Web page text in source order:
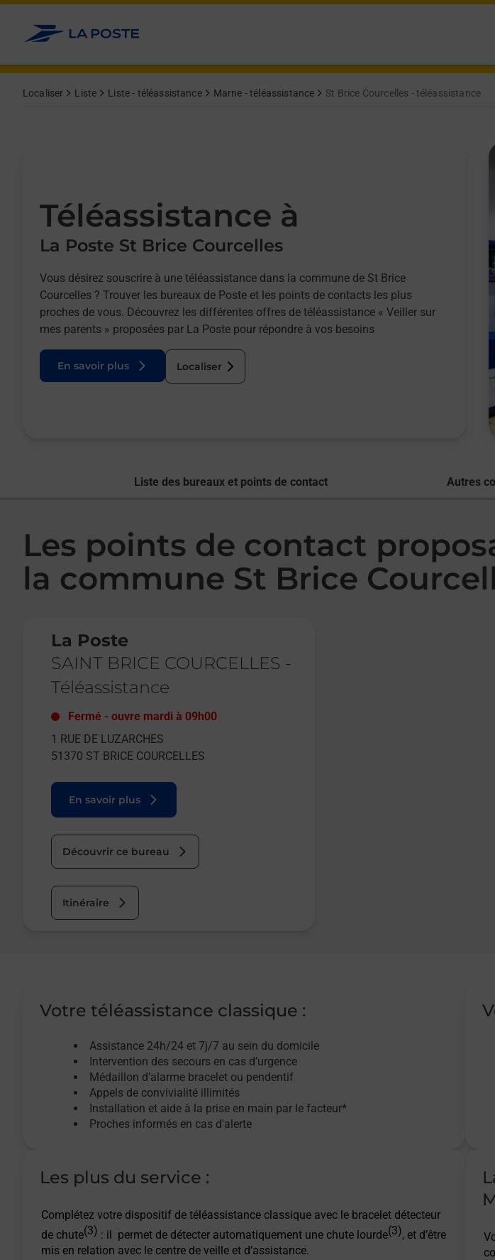
Allez au contenu
Localiser Liste Liste - téléassistance Marne - téléassistance St Brice Courcelles - téléassistance
Téléassistance à
La Poste St Brice Courcelles
Vous désirez souscrire à une téléassistance dans la commune de St Brice
Courcelles ? Trouver les bureaux de Poste et les points de contacts les plus
proches de vous. Découvrez les différentes offres de téléassistance « Veiller sur
mes parents » proposées par La Poste pour répondre à vos besoins
En savoir plus Localiser
Liste des bureaux et points de contact Autres
Les points de contact
la commune St Brice
La Poste
SAINT BRICE COURCELLES -
Téléassistance
Fermé - ouvre mardi à 09h00
1 RUE DE LUZARCHES
51370 ST BRICE COURCELLES
En savoir plus
Découvrir ce bureau
Itinéraire
Votre téléassistance classique :
Assistance 24h/24 et 7j/7 au sein du domicile
Intervention des secours en cas d’urgence
Médaillon d’alarme bracelet ou pendentif
Appels de convivialité illimités
Installation et aide à la prise en main par le facteur*
Proches informés en cas d'alerte
Les plus du service :
Complétez votre dispositif de téléassistance classique avec le bracelet détecteur
de chute(3) : il permet de détecter automatiquement une chute lourde(3), et d’être
mis en relation avec le centre de veille et d’assistance.
Afficher ou masquer la réponse
Afficher ou masquer la réponse
Afficher ou masquer la réponse